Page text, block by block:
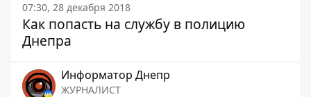
07:30, 28 декабря 2018
Как попасть на службу в полицию
Днепра
Информатор Днепр
ЖУРНАЛИСТ